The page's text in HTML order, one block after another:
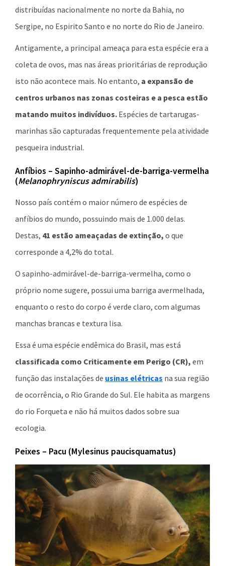
distribuídas nacionalmente no norte da Bahia, no
Sergipe, no Espirito Santo e no norte do Rio de Janeiro.
Antigamente, a principal ameaça para esta espécie era a
coleta de ovos, mas nas áreas prioritárias de reprodução
isto não acontece mais. No entanto, a expansão de
centros urbanos nas zonas costeiras e a pesca estão
matando muitos indivíduos. Espécies de tartarugas-
marinhas são capturadas frequentemente pela atividade
pesqueira industrial.
Anfíbios – Sapinho-admirável-de-barriga-vermelha
(Melanophryniscus admirabilis)
Nosso país contém o maior número de espécies de
anfíbios do mundo, possuindo mais de 1.000 delas.
Destas, 41 estão ameaçadas de extinção, o que
corresponde a 4,2% do total.
O sapinho-admirável-de-barriga-vermelha, como o
próprio nome sugere, possui uma barriga avermelhada,
enquanto o resto do corpo é verde claro, com algumas
manchas brancas e textura lisa.
Essa é uma espécie endêmica do Brasil, mas está
classificada como Criticamente em Perigo (CR), em
função das instalações de usinas elétricas na sua região
de ocorrência, o Rio Grande do Sul. Ele habita as margens
do rio Forqueta e não há muitos dados sobre sua
ecologia.
Peixes – Pacu (Mylesinus paucisquamatus)